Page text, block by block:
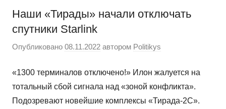
Наши «Тирады» начали отключать
спутники Starlink
Опубликовано 08.11.2022 автором Politikys
«1300 терминалов отключено!» Илон жалуется на
тотальный сбой сигнала над «зоной конфликта».
Подозревают новейшие комплексы «Тирада-2С».